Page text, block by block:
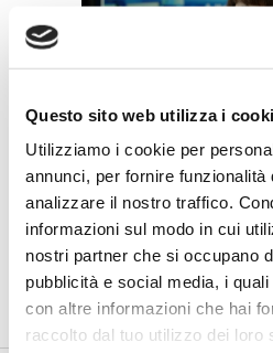
Questo sito web utilizza i
Utilizziamo i cookie per
annunci, per fornire
analizzare il nostro traffico.
informazioni sul modo in cui
nostri partner che si occupano
pubblicità e social media, i
con altre informazioni che hai
raccolto dal tuo utilizzo dei loro
BANCAFORTE TV
Petrella (BPER
rafforza i controlli
lavoro degli
di Flavio Padovan, Maddalena
secondo livello più strutturati,